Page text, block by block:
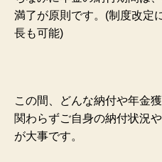
満了が原則です。(制度改定
長も可能)
この間、どんな納付や年金
関わらずご自身の納付状況
が大事です。